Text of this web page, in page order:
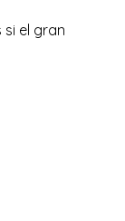
el gran